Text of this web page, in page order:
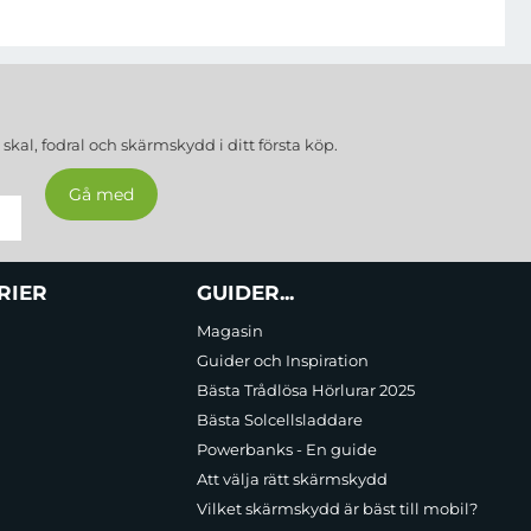
och urladdning, samt funktionalitet vid både höga och låga
att förhindra ytterligare urladdning. Dessutom skyddas
falltester för att säkerställa korrekt funktion även
kapacitetsmätning, som är noggrant kalibrerad och visar
svårigheter.
skal, fodral och skärmskydd i ditt första köp.
GUIDER...
Magasin
Guider och Inspiration
Bästa Trådlösa Hörlurar 2025
Bästa Solcellsladdare
Powerbanks - En guide
Att välja rätt skärmskydd
Vilket skärmskydd är bäst till mobil?